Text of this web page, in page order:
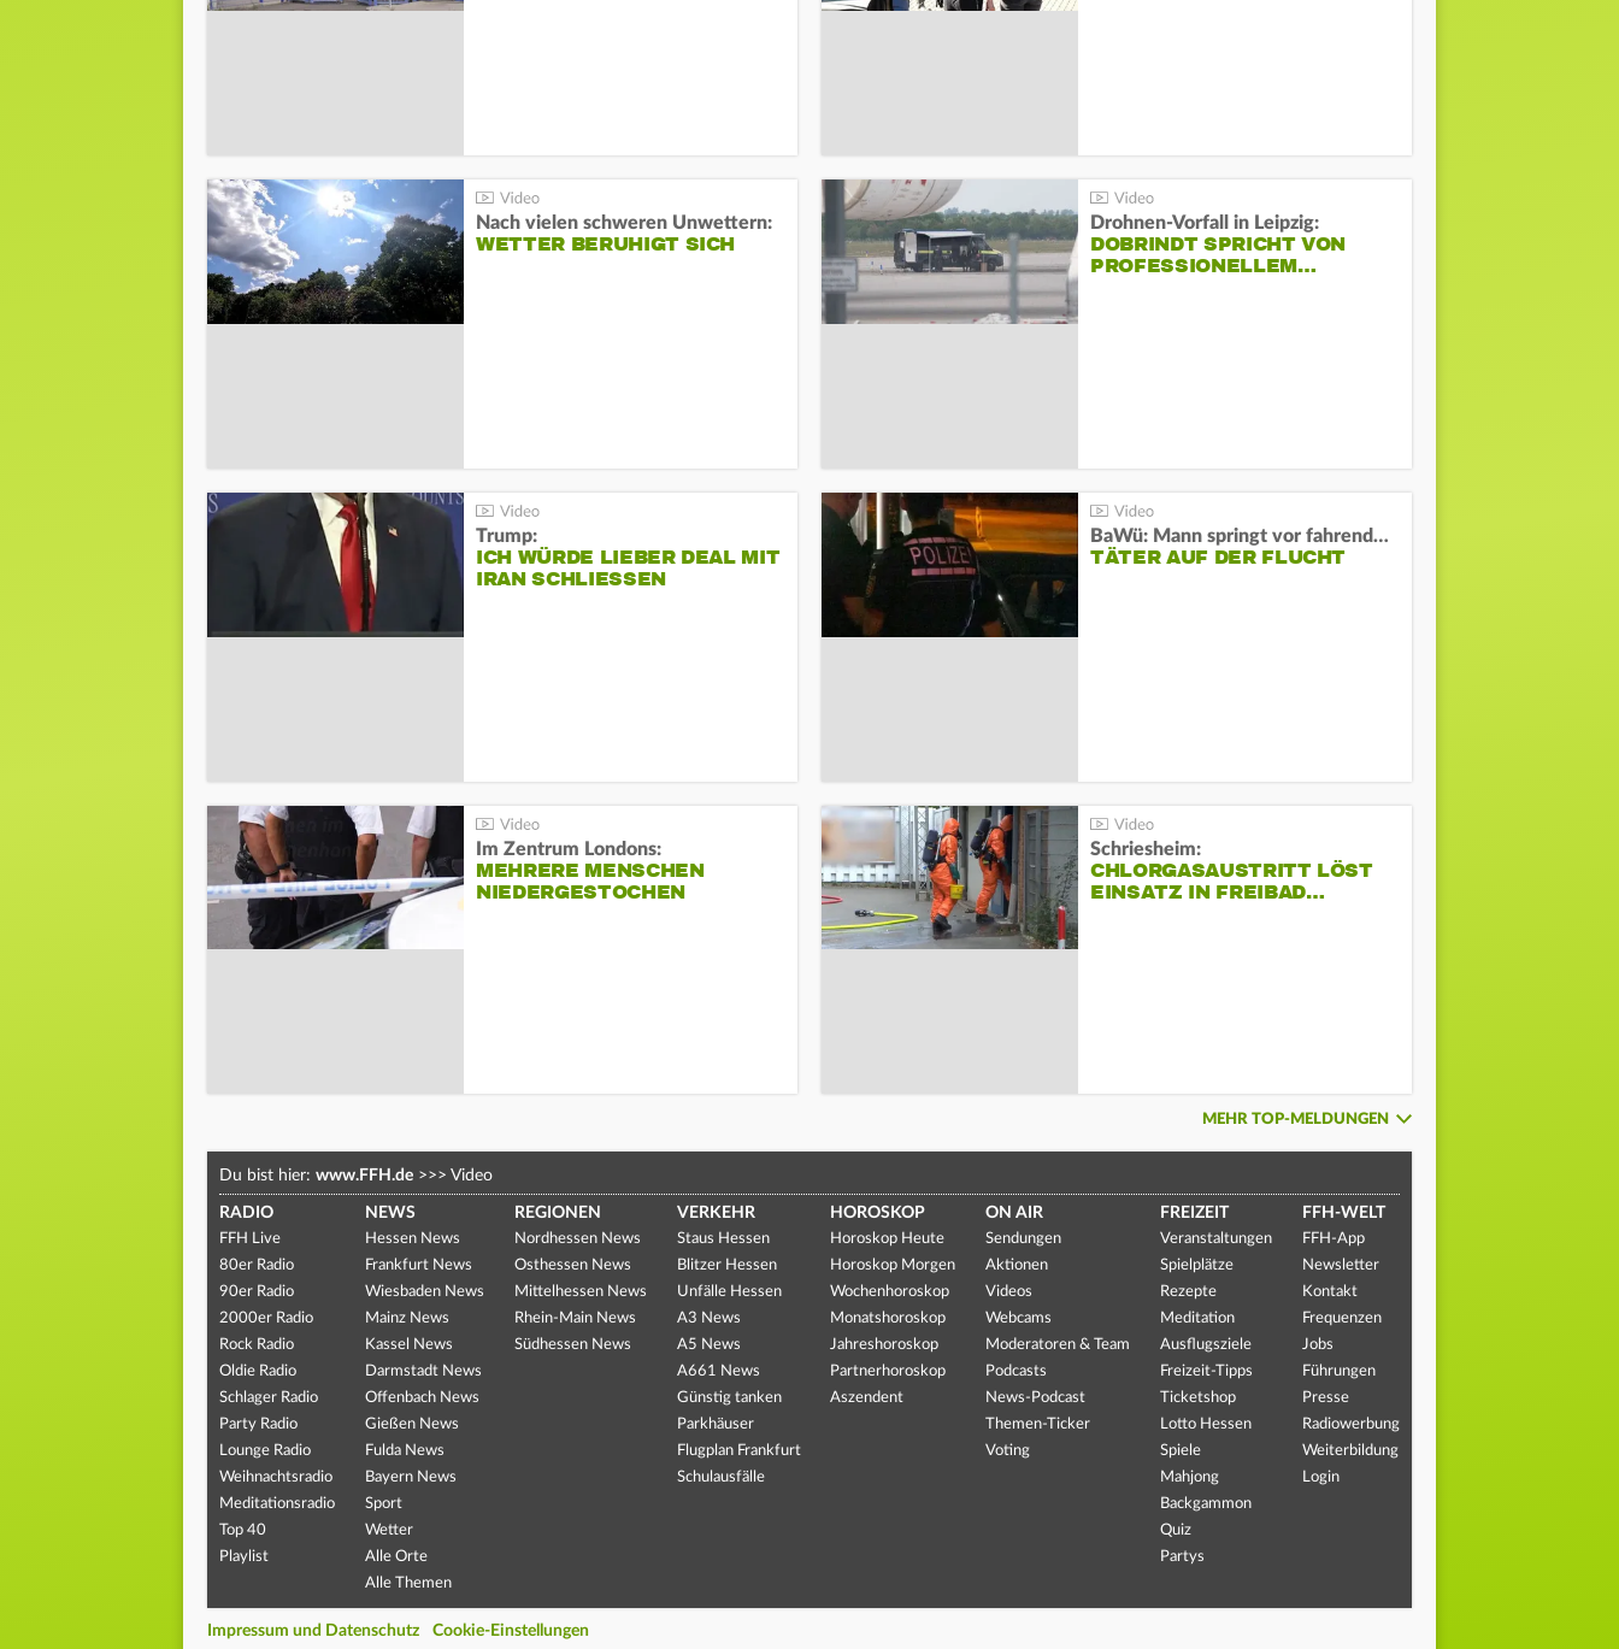
Nach vielen schweren Unwettern:
WETTER BERUHIGT SICH
Drohnen-Vorfall in Leipzig:
DOBRINDT SPRICHT VON
PROFESSIONELLEM…
Trump:
ICH WÜRDE LIEBER DEAL MIT
IRAN SCHLIESSEN
BaWü: Mann springt vor fahrendes Auto und schießt
TÄTER AUF DER FLUCHT
Im Zentrum Londons:
MEHRERE MENSCHEN
NIEDERGESTOCHEN
Schriesheim:
CHLORGASAUSTRITT LÖST
EINSATZ IN FREIBAD…
MEHR TOP-MELDUNGEN
Du bist hier: www.FFH.de >>> Video
RADIO
FFH Live
80er Radio
90er Radio
2000er Radio
Rock Radio
Oldie Radio
Schlager Radio
Party Radio
Lounge Radio
Weihnachtsradio
Meditationsradio
Top 40
Playlist
NEWS
Hessen News
Frankfurt News
Wiesbaden News
Mainz News
Kassel News
Darmstadt News
Offenbach News
Gießen News
Fulda News
Bayern News
Sport
Wetter
Alle Orte
Alle Themen
REGIONEN
Nordhessen News
Osthessen News
Mittelhessen News
Rhein-Main News
Südhessen News
VERKEHR
Staus Hessen
Blitzer Hessen
Unfälle Hessen
A3 News
A5 News
A661 News
Günstig tanken
Parkhäuser
Flugplan Frankfurt
Schulausfälle
HOROSKOP
Horoskop Heute
Horoskop Morgen
Wochenhoroskop
Monatshoroskop
Jahreshoroskop
Partnerhoroskop
Aszendent
ON AIR
Sendungen
Aktionen
Videos
Webcams
Moderatoren & Team
Podcasts
News-Podcast
Themen-Ticker
Voting
FREIZEIT
Veranstaltungen
Spielplätze
Rezepte
Meditation
Ausflugsziele
Freizeit-Tipps
Ticketshop
Lotto Hessen
Spiele
Mahjong
Backgammon
Quiz
Partys
FFH-WELT
FFH-App
Newsletter
Kontakt
Frequenzen
Jobs
Führungen
Presse
Radiowerbung
Weiterbildung
Login
Impressum und Datenschutz Cookie-Einstellungen